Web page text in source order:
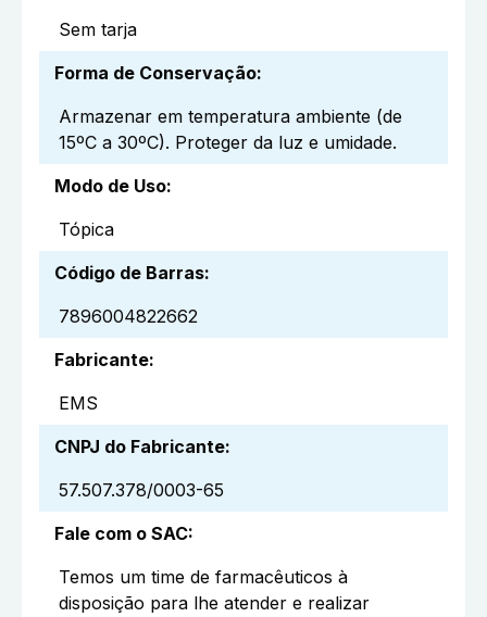
Sem tarja
Forma de Conservação:
Armazenar em temperatura ambiente (de
15ºC a 30ºC). Proteger da luz e umidade.
Modo de Uso:
Tópica
Código de Barras:
7896004822662
Fabricante:
EMS
CNPJ do Fabricante:
57.507.378/0003-65
Fale com o SAC:
Temos um time de farmacêuticos à
disposição para lhe atender e realizar